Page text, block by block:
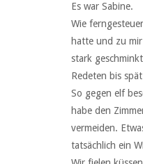
Es war Sabine.
Wie
hatte und zu
stark
Redeten bis
So gegen elf
habe den
vermeiden.
tatsächlich ein